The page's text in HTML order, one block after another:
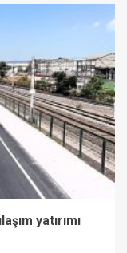
yatırımı